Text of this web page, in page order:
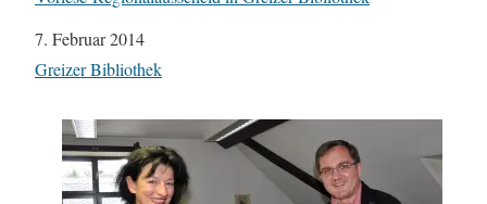
Datum
7. Februar 2014
In Bezug auf
Greizer Bibliothek